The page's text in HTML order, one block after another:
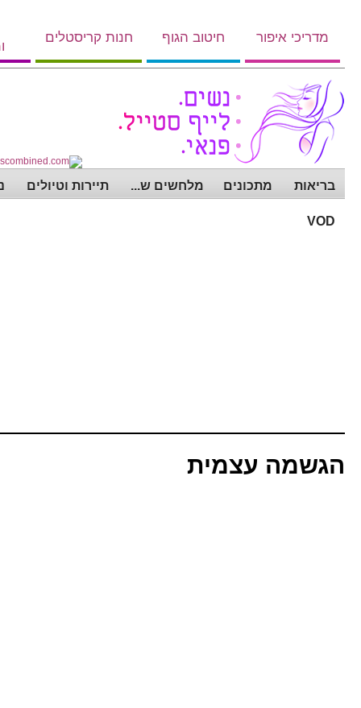
מדריכי איפור חיטוב הגוף חנות קריסטלים
בריאות מתכונים מלחשים ש... תיירות וטיולים
VOD
הגשמה עצמית